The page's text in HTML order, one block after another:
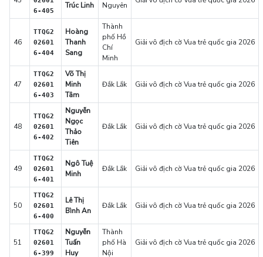
6-405
Trúc Linh
Nguyên
46
TTQG2
02601
6-404
Hoàng
Thanh
Sang
Thành
phố Hồ
Chí
Minh
Giải vô địch cờ Vua trẻ quốc gia 2026
47
TTQG2
02601
6-403
Võ Thị
Minh
Tâm
Đắk Lắk Giải vô địch cờ Vua trẻ quốc gia 2026
48
TTQG2
02601
6-402
Nguyễn
Ngọc
Thảo
Tiên
Đắk Lắk Giải vô địch cờ Vua trẻ quốc gia 2026
49
TTQG2
02601
6-401
Ngô Tuệ
Minh
Đắk Lắk Giải vô địch cờ Vua trẻ quốc gia 2026
50
TTQG2
02601
6-400
Lê Thị
Bình An
Đắk Lắk Giải vô địch cờ Vua trẻ quốc gia 2026
51
TTQG2
02601
6-399
Nguyễn
Tuấn
Huy
Thành
phố Hà
Nội
Giải vô địch cờ Vua trẻ quốc gia 2026